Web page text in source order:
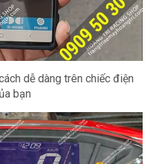
dễ dàng trên chiếc điện
bạn